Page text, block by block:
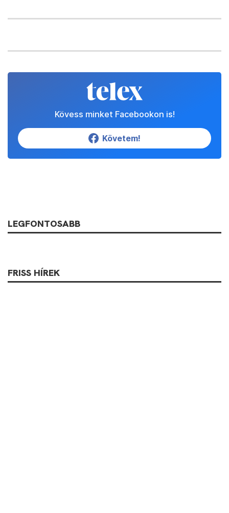
Kövess minket Facebookon is!
Követem!
LEGFONTOSABB
FRISS HÍREK